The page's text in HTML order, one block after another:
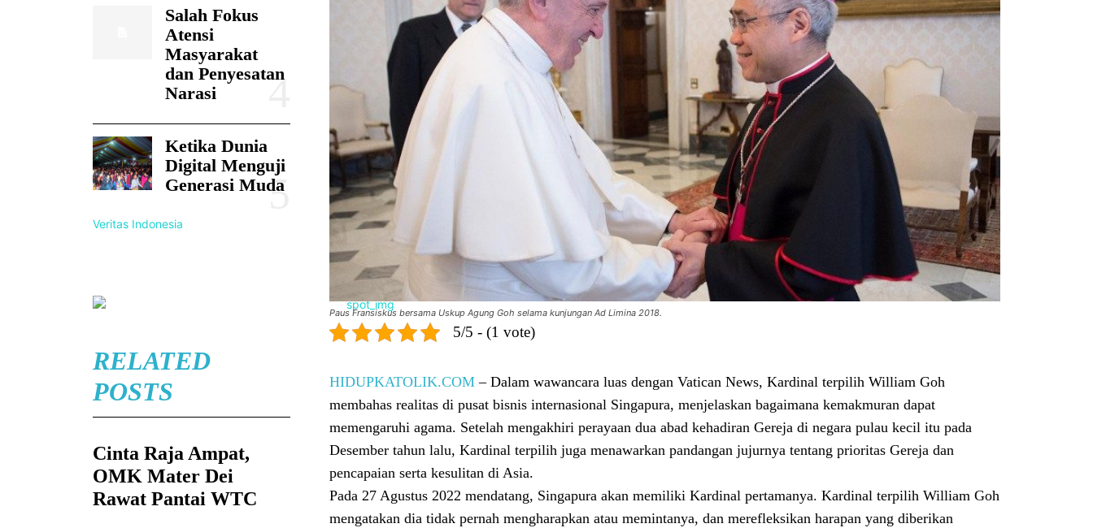
Salah Fokus
Atensi
Masyarakat
dan Penyesatan
Narasi
Ketika Dunia
Digital Menguji
Generasi Muda
Veritas Indonesia
RELATED
POSTS
Cinta Raja Ampat,
OMK Mater Dei
Rawat Pantai WTC
Paus Fransiskus bersama Uskup Agung Goh selama kunjungan Ad Limina 2018.
5/5 - (1 vote)
HIDUPKATOLIK.COM – Dalam wawancara luas dengan Vatican News, Kardinal terpilih William Goh
membahas realitas di pusat bisnis internasional Singapura, menjelaskan bagaimana kemakmuran dapat
memengaruhi agama. Setelah mengakhiri perayaan dua abad kehadiran Gereja di negara pulau kecil itu pada
Desember tahun lalu, Kardinal terpilih juga menawarkan pandangan jujurnya tentang prioritas Gereja dan
pencapaian serta kesulitan di Asia.
Pada 27 Agustus 2022 mendatang, Singapura akan memiliki Kardinal pertamanya. Kardinal terpilih William Goh
mengatakan dia tidak pernah mengharapkan atau memintanya, dan merefleksikan harapan yang diberikan